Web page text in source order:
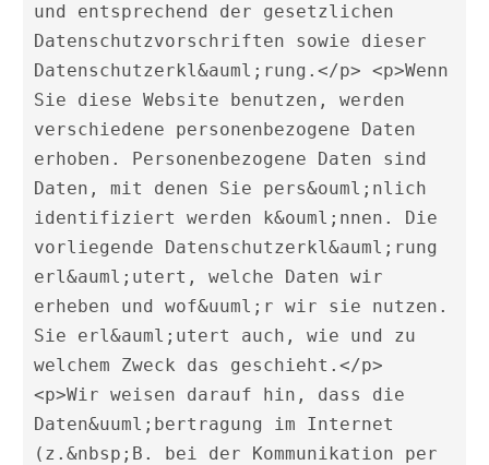
und entsprechend der gesetzlichen
Datenschutzvorschriften sowie dieser
Datenschutzerkl&auml;rung.</p> <p>Wenn
Sie diese Website benutzen, werden
verschiedene personenbezogene Daten
erhoben. Personenbezogene Daten sind
Daten, mit denen Sie pers&ouml;nlich
identifiziert werden k&ouml;nnen. Die
vorliegende Datenschutzerkl&auml;rung
erl&auml;utert, welche Daten wir
erheben und wof&uuml;r wir sie nutzen.
Sie erl&auml;utert auch, wie und zu
welchem Zweck das geschieht.</p>
<p>Wir weisen darauf hin, dass die
Daten&uuml;bertragung im Internet
(z.&nbsp;B. bei der Kommunikation per